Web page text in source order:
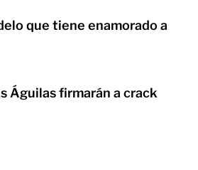
que tiene enamorado a
Águilas firmarán a crack